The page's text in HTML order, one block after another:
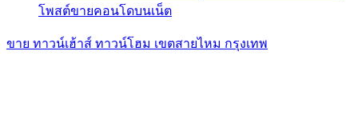
โพสต์ขายคอนโดบนเน็ต
ขาย ทาวน์เฮ้าส์ ทาวน์โฮม เขตสายไหม กรุงเทพ